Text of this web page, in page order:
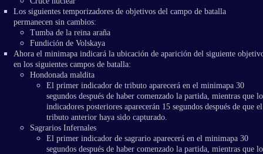
Los siguientes temporizadores de objetivos del campo de batalla
permanecen sin cambios:
Tumba de la reina araña
Fundición de Volskaya
Ahora el minimapa indicará la ubicación de aparición del siguiente
en los siguientes campos de batalla:
Hondonada maldita
El primer indicador de tributo aparecerá en el minimapa 30
segundos después de haber comenzado la partida, mientras que
indicadores posteriores aparecerán 15 segundos después de que el
tributo anterior haya sido capturado.
Sagrarios Infernales
El primer indicador de sagrario aparecerá en el minimapa 30
segundos después de haber comenzado la partida, mientras que